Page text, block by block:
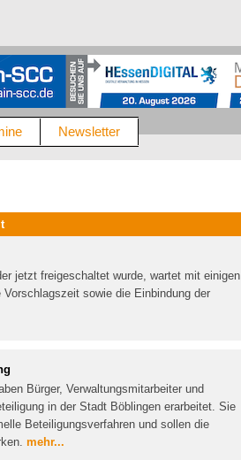
Newsletter
jetzt freigeschaltet wurde, wartet mit einigen
sowie die Einbindung der
Bürger, Verwaltungsmitarbeiter und
in der Stadt Böblingen erarbeitet. Sie
Beteiligungsverfahren und sollen die
mehr...